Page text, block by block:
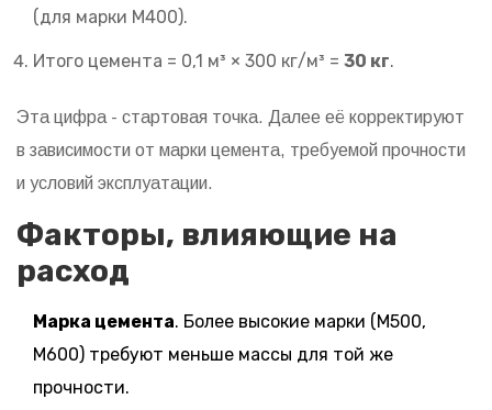
(для марки М400).
Итого цемента = 0,1 м³ × 300 кг/м³ = 30 кг.
Эта цифра - стартовая точка. Далее её корректируют
в зависимости от марки цемента, требуемой прочности
и условий эксплуатации.
Факторы, влияющие на
расход
Марка цемента. Более высокие марки (М500,
М600) требуют меньше массы для той же
прочности.